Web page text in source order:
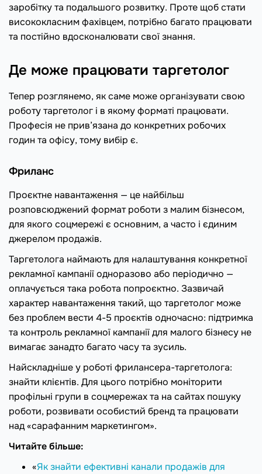
заробітку та подальшого розвитку. Проте щоб стати
висококласним фахівцем, потрібно багато працювати
та постійно вдосконалювати свої знання.
Де може працювати таргетолог
Тепер розглянемо, як саме може організувати свою
роботу таргетолог і в якому форматі працювати.
Професія не прив’язана до конкретних робочих
годин та офісу, тому вибір є.
Фриланс
Проєктне навантаження — це найбільш
розповсюджений формат роботи з малим бізнесом,
для якого соцмережі є основним, а часто і єдиним
джерелом продажів.
Таргетолога наймають для налаштування конкретної
рекламної кампанії одноразово або періодично —
оплачується така робота попроєктно. Зазвичай
характер навантаження такий, що таргетолог може
без проблем вести 4-5 проєктів одночасно: підтримка
та контроль рекламної кампанії для малого бізнесу не
вимагає занадто багато часу та зусиль.
Найскладніше у роботі фрилансера-таргетолога:
знайти клієнтів. Для цього потрібно моніторити
профільні групи в соцмережах та на сайтах пошуку
роботи, розвивати особистий бренд та працювати
над «сарафанним маркетингом».
Читайте більше:
«Як знайти ефективні канали продажів для